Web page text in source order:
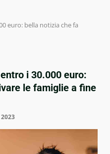
euro: bella notizia che fa
i 30.000 euro:
le famiglie a fine